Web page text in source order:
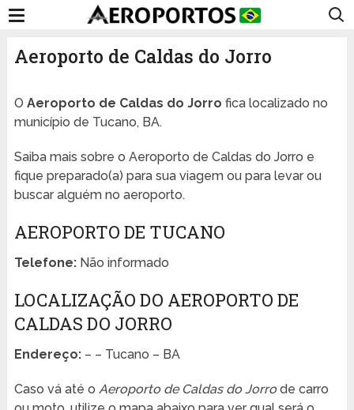
Aeroporto de Caldas do Jorro
O Aeroporto de Caldas do Jorro fica localizado no
município de Tucano, BA.
Saiba mais sobre o Aeroporto de Caldas do Jorro e
fique preparado(a) para sua viagem ou para levar ou
buscar alguém no aeroporto.
AEROPORTO DE TUCANO
Telefone:Não informado
LOCALIZAÇÃO DO AEROPORTO DE
CALDAS DO JORRO
Endereço:– – Tucano – BA
Caso vá até o Aeroporto de Caldas do Jorrode carro